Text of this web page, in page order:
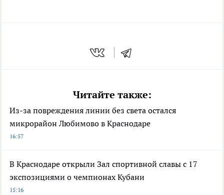
Читайте также:
Из-за повреждения линии без света остался
микрорайон Любимово в Краснодаре
16:57
В Краснодаре открыли Зал спортивной славы с 17
экспозициями о чемпионах Кубани
15:16